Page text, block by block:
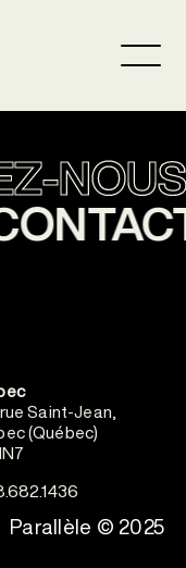
NOUS
Saint-Jean,
(Québec)
Parallèle © 2025